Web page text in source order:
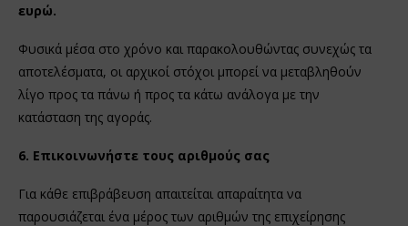
ευρώ.
Φυσικά μέσα στο χρόνο και παρακολουθώντας συνεχώς τα
αποτελέσματα, οι αρχικοί στόχοι μπορεί να μεταβληθούν
λίγο προς τα πάνω ή προς τα κάτω ανάλογα με την
κατάσταση της αγοράς.
6. Επικοινωνήστε τους αριθμούς σας
Για κάθε επιβράβευση απαιτείται απαραίτητα να
παρουσιάζεται ένα μέρος των αριθμών της επιχείρησης